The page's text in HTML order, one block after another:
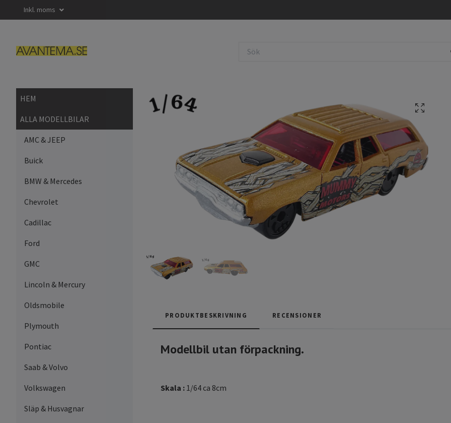
Inkl. moms
HEM
ALLA MODELLBILAR
AMC & JEEP
Buick
BMW & Mercedes
Chevrolet
Cadillac
Ford
GMC
Lincoln & Mercury
Oldsmobile
Plymouth
Pontiac
Saab & Volvo
Volkswagen
Släp & Husvagnar
PRODUKTBESKRIVNING RECENSIONER
Modellbil utan förpackning.
Skala : 1/64 ca 8cm